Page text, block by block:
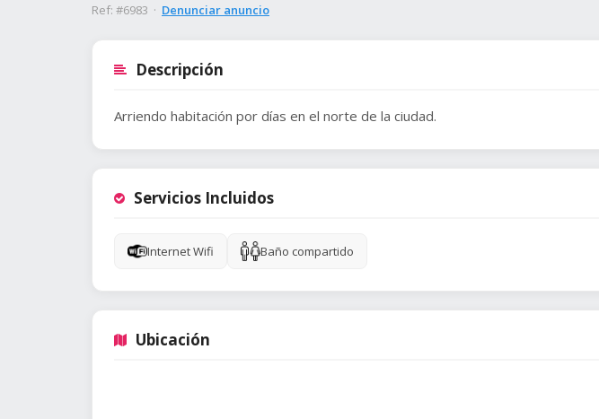
Ref: #6983 · Denunciar anuncio
Descripción
Arriendo habitación por días en el norte de la ciudad.
Servicios Incluidos
Internet Wifi Baño compartido
Ubicación